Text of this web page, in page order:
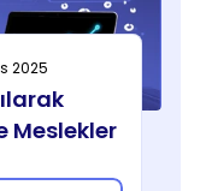
2025
Meslekler